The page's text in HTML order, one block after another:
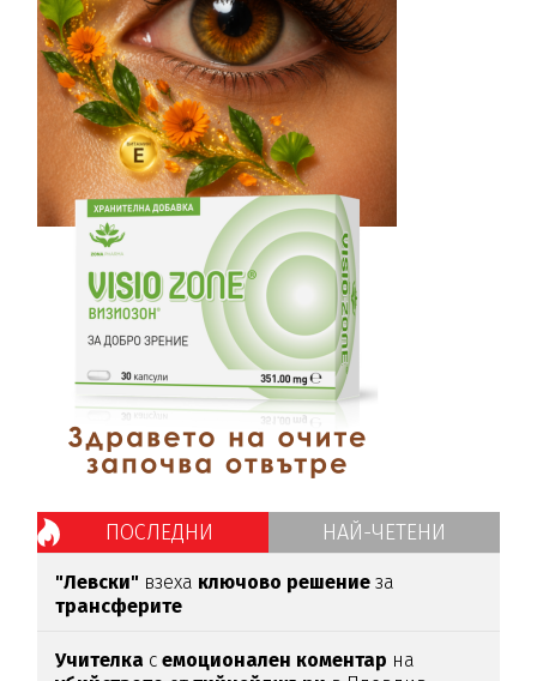
ПОСЛЕДНИ НАЙ-ЧЕТЕНИ
"Левски" взеха ключово решение за
трансферите
Учителка семоционален коментар на